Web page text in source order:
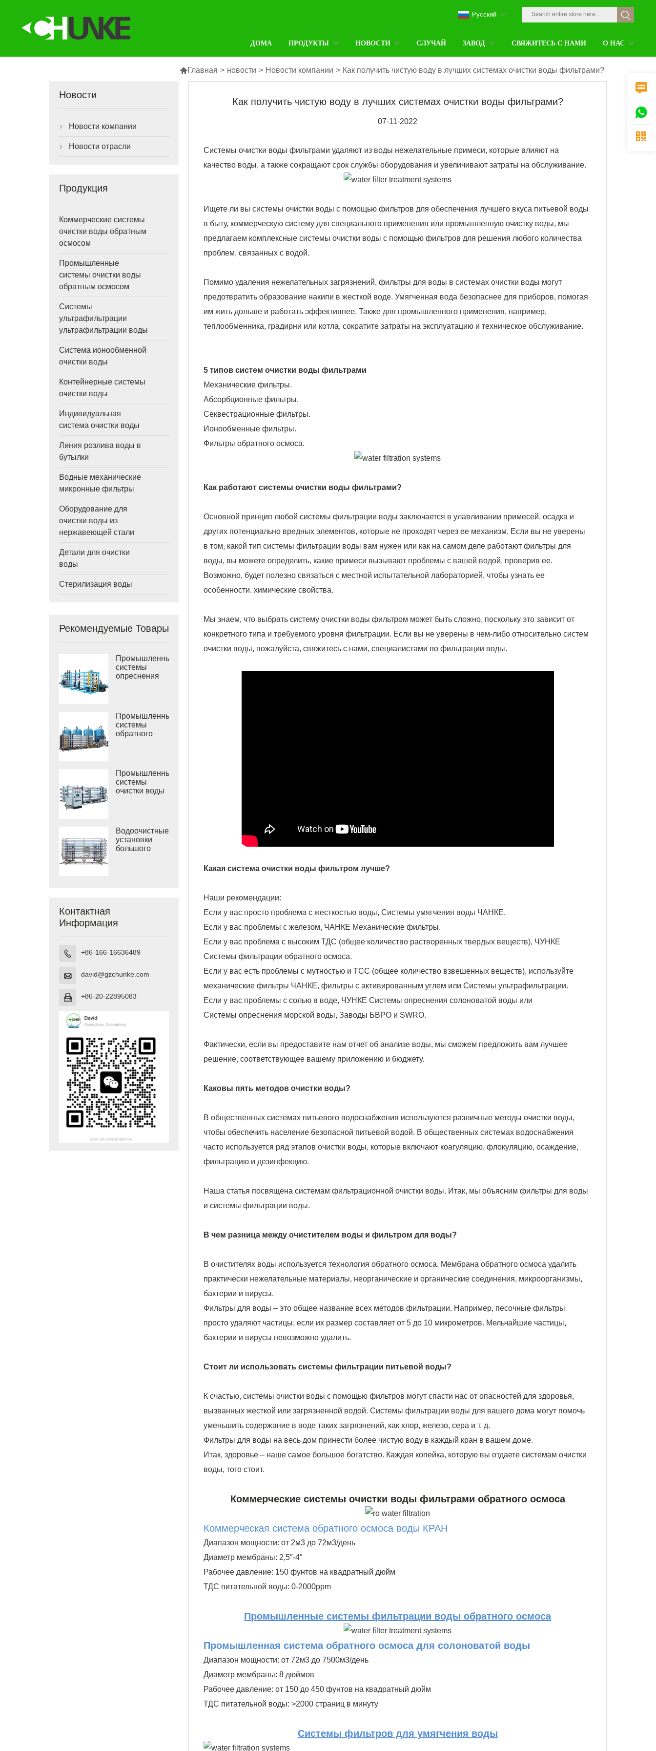
ДОМА ПРОДУКТЫ НОВОСТИ СЛУЧАЙ ЗАВОД СВЯЖИТЕСЬ С НАМИ О НАС
Pусский
Главная > новости > Новости компании > Как получить чистую воду в лучших системах очистки воды фильтрами?
Новости
 Новости компании
 Новости отрасли
Продукция
Коммерческие системы
очистки воды обратным
осмосом
Промышленные
системы очистки воды
обратным осмосом
Системы
ультрафильтрации
ультрафильтрации воды
Система ионообменной
очистки воды
Контейнерные системы
очистки воды
Индивидуальная
система очистки воды
Линия розлива воды в
бутылки
Водные механические
микронные фильтры
Оборудование для
очистки воды из
нержавеющей стали
Детали для очистки
воды
Стерилизация воды
Рекомендуемые Товары
Промышленные
системы
опреснения
Промышленные
системы
обратного
Промышленные
системы
очистки воды
Водоочистные
установки
большого
Контактная
Информация
 +86-166-16636489
 david@gzchunke.com
 +86-20-22895083
Как получить чистую воду в лучших системах очистки воды фильтрами?
07-11-2022
Системы очистки воды фильтрами удаляют из воды нежелательные примеси, которые влияют на
качество воды, а также сокращают срок службы оборудования и увеличивают затраты на обслуживание.
Ищете ли вы системы очистки воды с помощью фильтров для обеспечения лучшего вкуса питьевой воды
в быту, коммерческую систему для специального применения или промышленную очистку воды, мы
предлагаем комплексные системы очистки воды с помощью фильтров для решения любого количества
проблем, связанных с водой.
Помимо удаления нежелательных загрязнений, фильтры для воды в системах очистки воды могут
предотвратить образование накипи в жесткой воде. Умягченная вода безопаснее для приборов, помогая
им жить дольше и работать эффективнее. Также для промышленного применения, например,
теплообменника, градирни или котла, сократите затраты на эксплуатацию и техническое обслуживание.
5 типов систем очистки воды фильтрами
Механические фильтры.
Абсорбционные фильтры.
Секвестрационные фильтры.
Ионообменные фильтры.
Фильтры обратного осмоса.
Как работают системы очистки воды фильтрами?
Основной принцип любой системы фильтрации воды заключается в улавливании примесей, осадка и
других потенциально вредных элементов, которые не проходят через ее механизм. Если вы не уверены
в том, какой тип системы фильтрации воды вам нужен или как на самом деле работают фильтры для
воды, вы можете определить, какие примеси вызывают проблемы с вашей водой, проверив ее.
Возможно, будет полезно связаться с местной испытательной лабораторией, чтобы узнать ее
особенности. химические свойства.
Мы знаем, что выбрать систему очистки воды фильтром может быть сложно, поскольку это зависит от
конкретного типа и требуемого уровня фильтрации. Если вы не уверены в чем-либо относительно систем
очистки воды, пожалуйста, свяжитесь с нами, специалистами по фильтрации воды.
Какая система очистки воды фильтром лучше?
Наши рекомендации:
Если у вас просто проблема с жесткостью воды,Системы умягчения воды ЧАНКЕ.
Если у вас проблемы с железом, ЧАНКЕ Механические фильтры.
Если у вас проблема с высоким ТДС (общее количество растворенных твердых веществ), ЧУНКЕ
Системы фильтрации обратного осмоса.
Если у вас есть проблемы с мутностью и ТСС (общее количество взвешенных веществ), используйте
механические фильтры ЧАНКЕ, фильтры с активированным углем илиСистемы ультрафильтрации.
Если у вас проблемы с солью в воде, ЧУНКЕСистемы опреснения солоноватой воды или
Системы опреснения морской воды, Заводы БВРО и SWRO.
Фактически, если вы предоставите нам отчет об анализе воды, мы сможем предложить вам лучшее
решение, соответствующее вашему приложению и бюджету.
Каковы пять методов очистки воды?
В общественных системах питьевого водоснабжения используются различные методы очистки воды,
чтобы обеспечить население безопасной питьевой водой. В общественных системах водоснабжения
часто используется ряд этапов очистки воды, которые включают коагуляцию, флокуляцию, осаждение,
фильтрацию и дезинфекцию.
Наша статья посвящена системам фильтрационной очистки воды. Итак, мы объясним фильтры для воды
и системы фильтрации воды.
В чем разница между очистителем воды и фильтром для воды?
В очистителях воды используется технология обратного осмоса. Мембрана обратного осмоса удалить
практически нежелательные материалы, неорганические и органические соединения, микроорганизмы,
бактерии и вирусы.
Фильтры для воды – это общее название всех методов фильтрации. Например, песочные фильтры
просто удаляют частицы, если их размер составляет от 5 до 10 микрометров. Мельчайшие частицы,
бактерии и вирусы невозможно удалить.
Стоит ли использовать системы фильтрации питьевой воды?
К счастью, системы очистки воды с помощью фильтров могут спасти нас от опасностей для здоровья,
вызванных жесткой или загрязненной водой. Системы фильтрации воды для вашего дома могут помочь
уменьшить содержание в воде таких загрязнений, как хлор, железо, сера и т. д.
Фильтры для воды на весь дом принести более чистую воду в каждый кран в вашем доме.
Итак, здоровье – наше самое большое богатство. Каждая копейка, которую вы отдаете системам очистки
воды, того стоит.
Коммерческие системы очистки воды фильтрами обратного осмоса
Коммерческая система обратного осмоса воды КРАН
Диапазон мощности: от 2м3 до 72м3/день
Диаметр мембраны: 2,5″-4″
Рабочее давление: 150 фунтов на квадратный дюйм
ТДС питательной воды: 0-2000ppm
Промышленные системы фильтрации воды обратного осмоса
Промышленная система обратного осмоса для солоноватой воды
Диапазон мощности: от 72м3 до 7500м3/день
Диаметр мембраны: 8 дюймов
Рабочее давление: от 150 до 450 фунтов на квадратный дюйм
ТДС питательной воды: >2000 страниц в минуту
Системы фильтров для умягчения воды


